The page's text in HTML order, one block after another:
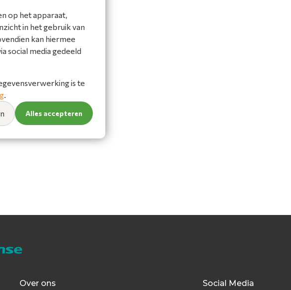
Over ons Social Media
op het apparaat,
in het gebruik van
kan hiermee
social media gedeeld
is te
Alles accepteren